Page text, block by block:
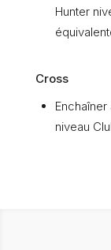
Hunter
Cross
niveau